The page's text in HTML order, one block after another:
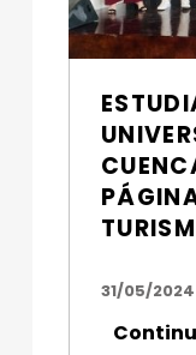
FECHA DE
31/05/2024